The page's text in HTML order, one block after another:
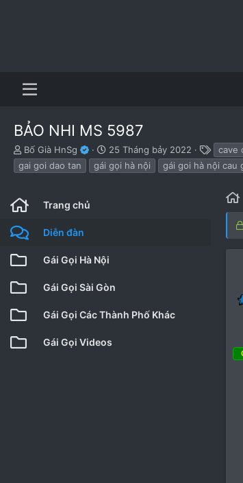
BẢO NHI MS 5987
B
ắ
t
ầ
u
Bố Già HnSg
N
g
à
u
25 Tháng bảy 2022
h
ẻ
cave
gai goi dao tan
gái gọi hà nội gái goi hà nội cau
Trang chủ
Diễn đàn
Gái Gọi Hà Nội
Gái Gọi Sài Gòn
Gái Gọi Các Thành Phố Khác
Gái Gọi Videos